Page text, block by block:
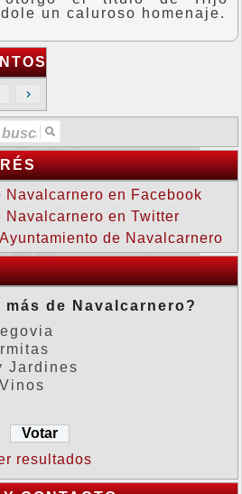
un caluroso homenaje.
Navalcarnero en Facebook
Navalcarnero en Twitter
de Navalcarnero
más de Navalcarnero?
Jardines
resultados